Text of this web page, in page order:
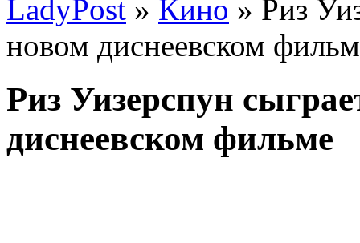
LadyPost » Кино » Риз
новом диснеевском
Риз Уизерспун
диснеевском фильме